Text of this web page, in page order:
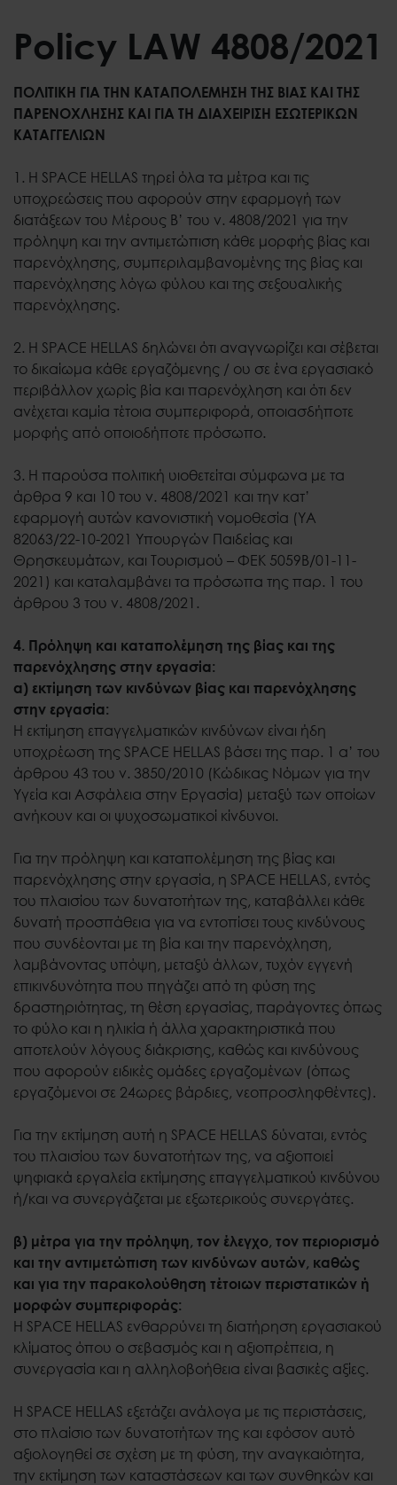
Policy LAW 4808/2021
ΠΟΛΙΤΙΚΗ ΓΙΑ ΤΗΝ ΚΑΤΑΠΟΛΕΜΗΣΗ ΤΗΣ ΒΙΑΣ ΚΑΙ ΤΗΣ
ΠΑΡΕΝΟΧΛΗΣΗΣ ΚΑΙ ΓΙΑ ΤΗ ΔΙΑΧΕΙΡΙΣΗ ΕΣΩΤΕΡΙΚΩΝ
ΚΑΤΑΓΓΕΛΙΩΝ
1. Η SPACE HELLAS τηρεί όλα τα μέτρα και τις
υποχρεώσεις που αφορούν στην εφαρμογή των
διατάξεων του Μέρους Β’ του ν. 4808/2021 για την
πρόληψη και την αντιμετώπιση κάθε μορφής βίας και
παρενόχλησης, συμπεριλαμβανομένης της βίας και
παρενόχλησης λόγω φύλου και της σεξουαλικής
παρενόχλησης.
2. Η SPACE HELLAS δηλώνει ότι αναγνωρίζει και σέβεται
το δικαίωμα κάθε εργαζόμενης / ου σε ένα εργασιακό
περιβάλλον χωρίς βία και παρενόχληση και ότι δεν
ανέχεται καμία τέτοια συμπεριφορά, οποιασδήποτε
μορφής από οποιοδήποτε πρόσωπο.
3. Η παρούσα πολιτική υιοθετείται σύμφωνα με τα
άρθρα 9 και 10 του ν. 4808/2021 και την κατ’
εφαρμογή αυτών κανονιστική νομοθεσία (ΥΑ
82063/22-10-2021 Υπουργών Παιδείας και
Θρησκευμάτων, και Τουρισμού – ΦΕΚ 5059Β/01-11-
2021) και καταλαμβάνει τα πρόσωπα της παρ. 1 του
άρθρου 3 του ν. 4808/2021.
4. Πρόληψη και καταπολέμηση της βίας και της
παρενόχλησης στην εργασία:
α) εκτίμηση των κινδύνων βίας και παρενόχλησης
στην εργασία:
Η εκτίμηση επαγγελματικών κινδύνων είναι ήδη
υποχρέωση της SPACE HELLAS βάσει της παρ. 1 α’ του
άρθρου 43 του ν. 3850/2010 (Κώδικας Νόμων για την
Υγεία και Ασφάλεια στην Εργασία) μεταξύ των οποίων
ανήκουν και οι ψυχοσωματικοί κίνδυνοι.
Για την πρόληψη και καταπολέμηση της βίας και
παρενόχλησης στην εργασία, η SPACE HELLAS, εντός
του πλαισίου των δυνατοτήτων της, καταβάλλει κάθε
δυνατή προσπάθεια για να εντοπίσει τους κινδύνους
που συνδέονται με τη βία και την παρενόχληση,
λαμβάνοντας υπόψη, μεταξύ άλλων, τυχόν εγγενή
επικινδυνότητα που πηγάζει από τη φύση της
δραστηριότητας, τη θέση εργασίας, παράγοντες όπως
το φύλο και η ηλικία ή άλλα χαρακτηριστικά που
αποτελούν λόγους διάκρισης, καθώς και κινδύνους
που αφορούν ειδικές ομάδες εργαζομένων (όπως
εργαζόμενοι σε 24ωρες βάρδιες, νεοπροσληφθέντες).
Για την εκτίμηση αυτή η SPACE HELLAS δύναται, εντός
του πλαισίου των δυνατοτήτων της, να αξιοποιεί
ψηφιακά εργαλεία εκτίμησης επαγγελματικού κινδύνου
ή/και να συνεργάζεται με εξωτερικούς συνεργάτες.
β) μέτρα για την πρόληψη, τον έλεγχο, τον περιορισμό
και την αντιμετώπιση των κινδύνων αυτών, καθώς
και για την παρακολούθηση τέτοιων περιστατικών ή
μορφών συμπεριφοράς:
Η SPACE HELLAS ενθαρρύνει τη διατήρηση εργασιακού
κλίματος όπου ο σεβασμός και η αξιοπρέπεια, η
συνεργασία και η αλληλοβοήθεια είναι βασικές αξίες.
Η SPACE HELLAS εξετάζει ανάλογα με τις περιστάσεις,
στο πλαίσιο των δυνατοτήτων της και εφόσον αυτό
αξιολογηθεί σε σχέση με τη φύση, την αναγκαιότητα,
την εκτίμηση των καταστάσεων και των συνθηκών και